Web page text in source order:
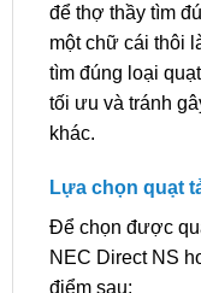
để thợ thầy tìm
một chữ cái thôi
tìm đúng loại
tối ưu và tránh
khác.
Lựa chọn quạt
Để chọn được
NEC Direct NS
điểm sau: